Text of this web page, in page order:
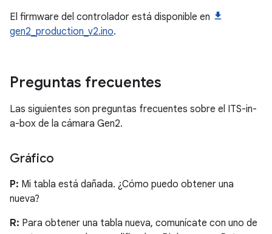
El firmware del controlador está disponible en
gen2_production_v2.ino.
Preguntas frecuentes
Las siguientes son preguntas frecuentes sobre el ITS-in-
a-box de la cámara Gen2.
Gráfico
P: Mi tabla está dañada. ¿Cómo puedo obtener una
nueva?
R: Para obtener una tabla nueva, comunícate con uno de